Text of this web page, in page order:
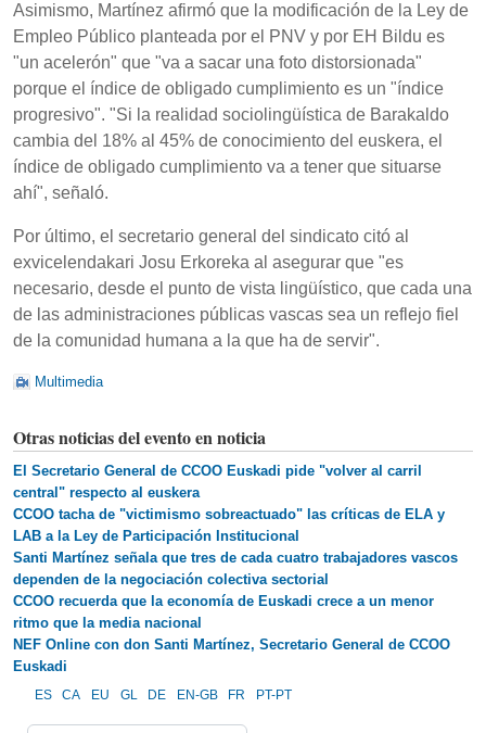
Asimismo, Martínez afirmó que la modificación de la Ley de
Empleo Público planteada por el PNV y por EH Bildu es
"un acelerón" que "va a sacar una foto distorsionada"
porque el índice de obligado cumplimiento es un "índice
progresivo". "Si la realidad sociolingüística de Barakaldo
cambia del 18% al 45% de conocimiento del euskera, el
índice de obligado cumplimiento va a tener que situarse
ahí", señaló.
Por último, el secretario general del sindicato citó al
exvicelendakari Josu Erkoreka al asegurar que "es
necesario, desde el punto de vista lingüístico, que cada una
de las administraciones públicas vascas sea un reflejo fiel
de la comunidad humana a la que ha de servir".
Multimedia
Otras noticias del evento en noticia
El Secretario General de CCOO Euskadi pide "volver al carril
central" respecto al euskera
CCOO tacha de "victimismo sobreactuado" las críticas de ELA y
LAB a la Ley de Participación Institucional
Santi Martínez señala que tres de cada cuatro trabajadores vascos
dependen de la negociación colectiva sectorial
CCOO recuerda que la economía de Euskadi crece a un menor
ritmo que la media nacional
NEF Online con don Santi Martínez, Secretario General de CCOO
Euskadi
ES CA EU GL DE EN-GB FR PT-PT